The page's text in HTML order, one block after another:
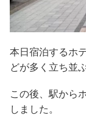
本日宿泊するホ
どが多く立ち並
この後、駅から
しました。